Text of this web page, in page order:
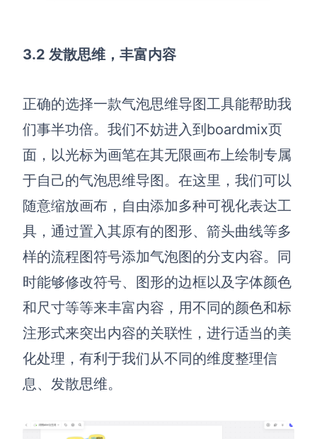
3.2 发散思维，丰富内容
正确的选择一款气泡思维导图工具能帮助我
们事半功倍。我们不妨进入到boardmix页
面，以光标为画笔在其无限画布上绘制专属
于自己的气泡思维导图。在这里，我们可以
随意缩放画布，自由添加多种可视化表达工
具，通过置入其原有的图形、箭头曲线等多
样的流程图符号添加气泡图的分支内容。 同
时能够修改符号、图形的边框以及字体颜色
和尺寸等等来丰富内容，用不同的颜色和标
注形式来突出内容的关联性，进行适当的美
化处理，有利于我们从不同的维度整理信
息、发散思维。